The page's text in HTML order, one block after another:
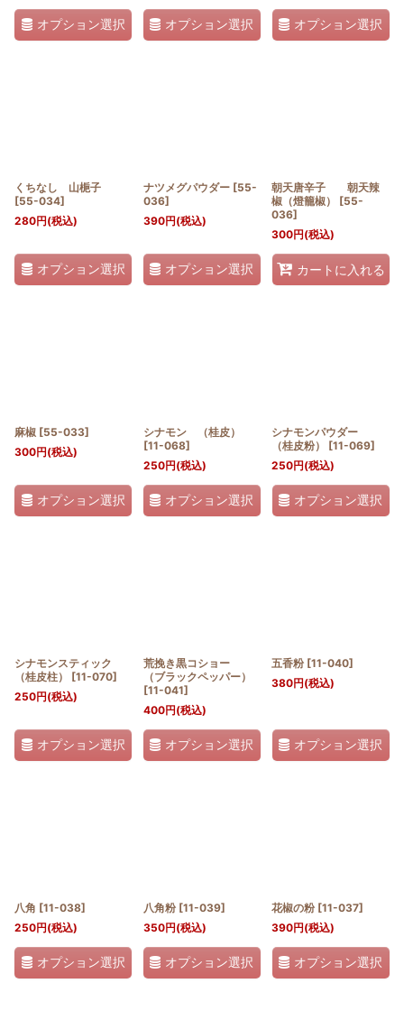
オプション選択 オプション選択 オプション選択
くちなし 山梔子
[55-034]
280円(税込)
オプション選択
ナツメグパウダー [55-
036]
390円(税込)
オプション選択
朝天唐辛子 朝天辣
椒（燈籠椒）
[55-
036]
300円(税込)
カートに入れる
麻椒 [55-033]
300円(税込)
オプション選択
シナモン （桂皮）
[11-068]
250円(税込)
オプション選択
シナモンパウダー
（桂皮粉）
[11-069]
250円(税込)
オプション選択
シナモンスティック
（桂皮柱）
[11-070]
250円(税込)
オプション選択
荒挽き黒コショー
（ブラックペッパー）
[11-041]
400円(税込)
オプション選択
五香粉 [11-040]
380円(税込)
オプション選択
八角 [11-038]
250円(税込)
オプション選択
八角粉 [11-039]
350円(税込)
オプション選択
花椒の粉 [11-037]
390円(税込)
オプション選択